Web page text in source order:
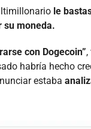
le
su moneda.
con Dogecoin”
habría hecho
estaba